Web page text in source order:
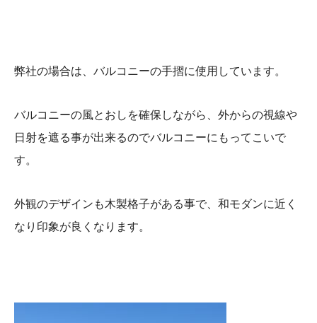
弊社の場合は、バルコニーの手摺に使用しています。
バルコニーの風とおしを確保しながら、外からの視線や
日射を遮る事が出来るのでバルコニーにもってこいで
す。
外観のデザインも木製格子がある事で、和モダンに近く
なり印象が良くなります。